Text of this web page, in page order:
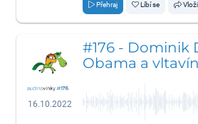
Přehraj Líbí se
16.10.2022
#176 - Dominik
Obama a